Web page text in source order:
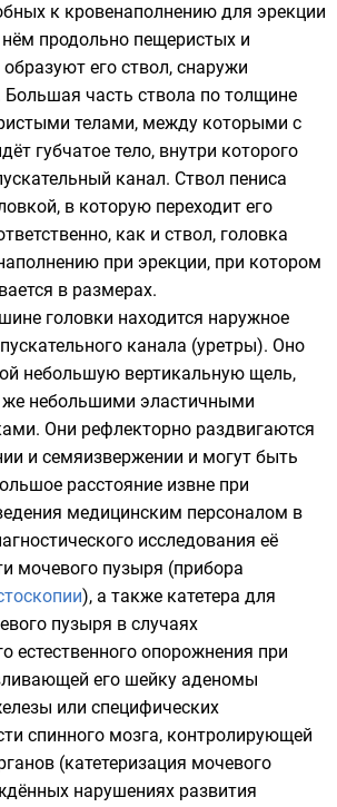
к кровенаполнению для эрекции
продольно пещеристых и
его ствол, снаружи
часть ствола по толщине
телами, между которыми с
губчатое тело, внутри которого
канал. Ствол пениса
в которую переходит его
как и ствол, головка
при эрекции, при котором
в размерах.
головки находится наружное
канала (уретры). Оно
небольшую вертикальную щель,
небольшими эластичными
Они рефлекторно раздвигаются
и семяизвержении и могут быть
расстояние извне при
медицинским персоналом в
исследования её
мочевого пузыря (прибора
), а также катетера для
пузыря в случаях
естественного опорожнения при
его шейку аденомы
или специфических
спинного мозга, контролирующей
(катетеризация мочевого
нарушениях развития